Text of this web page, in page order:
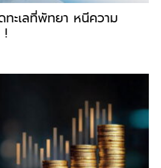
ะเลที่พัทยา หนีความ
!